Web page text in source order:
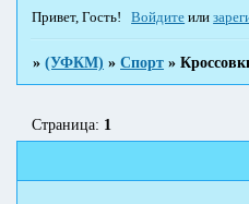
Привет, Гость! Войдите или
»(УФКМ) »Спорт »
Страница: 1